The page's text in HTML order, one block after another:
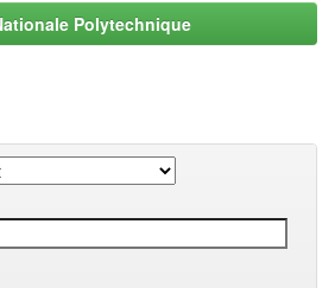
Polytechnique